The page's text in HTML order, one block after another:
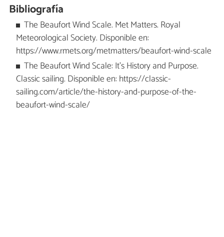
Bibliografía
The Beaufort Wind Scale. Met Matters. Royal
Meteorological Society. Disponible en:
https://www.rmets.org/metmatters/beaufort-wind-scale
The Beaufort Wind Scale: It’s History and Purpose.
Classic sailing. Disponible en: https://classic-
sailing.com/article/the-history-and-purpose-of-the-
beaufort-wind-scale/